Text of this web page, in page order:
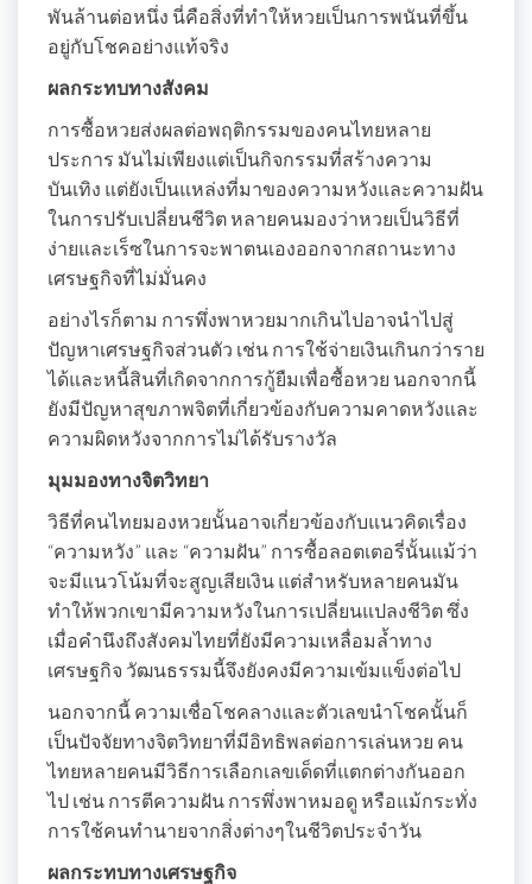
พันล้านต่อหนึ่ง นี่คือสิ่งที่ทำให้หวยเป็นการพนันที่ขึ้น
อยู่กับโชคอย่างแท้จริง
ผลกระทบทางสังคม
การซื้อหวยส่งผลต่อพฤติกรรมของคนไทยหลาย
ประการ มันไม่เพียงแต่เป็นกิจกรรมที่สร้างความ
บันเทิง แต่ยังเป็นแหล่งที่มาของความหวังและความฝัน
ในการปรับเปลี่ยนชีวิต หลายคนมองว่าหวยเป็นวิธีที่
ง่ายและเร็ซในการจะพาตนเองออกจากสถานะทาง
เศรษฐกิจที่ไม่มั่นคง
อย่างไรก็ตาม การพึ่งพาหวยมากเกินไปอาจนำไปสู่
ปัญหาเศรษฐกิจส่วนตัว เช่น การใช้จ่ายเงินเกินกว่าราย
ได้และหนี้สินที่เกิดจากการกู้ยืมเพื่อซื้อหวย นอกจากนี้
ยังมีปัญหาสุขภาพจิตที่เกี่ยวข้องกับความคาดหวังและ
ความผิดหวังจากการไม่ได้รับรางวัล
มุมมองทางจิตวิทยา
วิธีที่คนไทยมองหวยนั้นอาจเกี่ยวข้องกับแนวคิดเรื่อง
“ความหวัง” และ “ความฝัน” การซื้อลอตเตอรี่นั้นแม้ว่า
จะมีแนวโน้มที่จะสูญเสียเงิน แต่สำหรับหลายคนมัน
ทำให้พวกเขามีความหวังในการเปลี่ยนแปลงชีวิต ซึ่ง
เมื่อคำนึงถึงสังคมไทยที่ยังมีความเหลื่อมล้ำทาง
เศรษฐกิจ วัฒนธรรมนี้จึงยังคงมีความเข้มแข็งต่อไป
นอกจากนี้ ความเชื่อโชคลางและตัวเลขนำโชคนั้นก็
เป็นปัจจัยทางจิตวิทยาที่มีอิทธิพลต่อการเล่นหวย คน
ไทยหลายคนมีวิธีการเลือกเลขเด็ดที่แตกต่างกันออก
ไป เช่น การตีความฝัน การพึ่งพาหมอดู หรือแม้กระทั่ง
การใช้คนทำนายจากสิ่งต่างๆในชีวิตประจำวัน
ผลกระทบทางเศรษฐกิจ